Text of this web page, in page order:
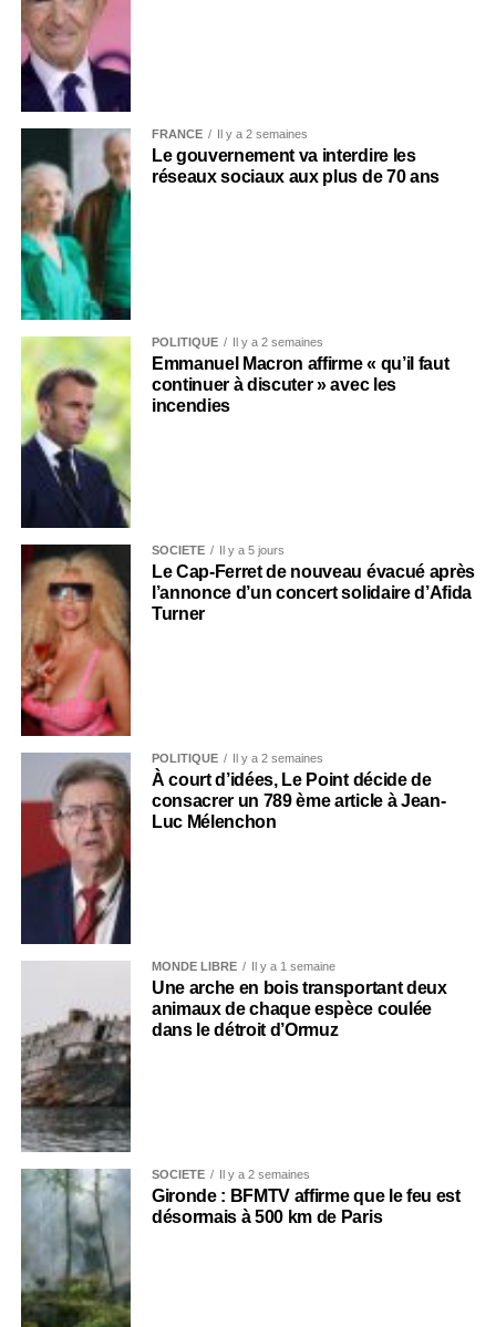
FRANCE Il y a 2 semaines
Le gouvernement va interdire les
réseaux sociaux aux plus de 70 ans
POLITIQUE Il y a 2 semaines
Emmanuel Macron affirme « qu’il faut
continuer à discuter » avec les
incendies
SOCIÉTÉ Il y a 5 jours
Le Cap-Ferret de nouveau évacué après
l’annonce d’un concert solidaire d’Afida
Turner
POLITIQUE Il y a 2 semaines
À court d’idées, Le Point décide de
consacrer un 789 ème article à Jean-
Luc Mélenchon
MONDE LIBRE Il y a 1 semaine
Une arche en bois transportant deux
animaux de chaque espèce coulée
dans le détroit d’Ormuz
SOCIÉTÉ Il y a 2 semaines
Gironde : BFMTV affirme que le feu est
désormais à 500 km de Paris